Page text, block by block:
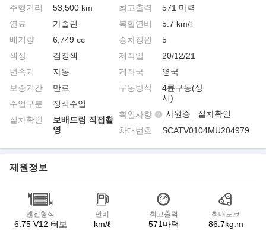
주행거리
53,500 km
연료
가솔린
배기량
6,749 cc
색상
검정색
변속기
자동
보증기간
만료
수입구분
정식수입
실차확인
보배드림 직접촬
영
최고출력
571 마력
복합연비
5.7 km/l
승차정원
5
제작일
20/12/21
제작국
영국
구동방식
4륜구동(상
시)
확인사항
사원증
실차확인
차대번호
SCATV0104MU204979
제원정보
엔진형식
6.75 V12 터보
연비
km/ℓ
최고출력
571마력
최대토크
86.7kg.m